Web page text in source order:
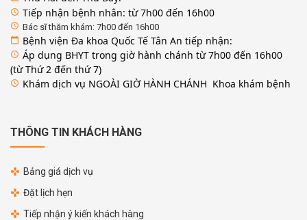
access_time Tiếp nhận bệnh nhân: từ 7h00 đến 16h00
access_time Bác sĩ thăm khám: 7h00 đến 16h00
calendar_today Bệnh viện Đa khoa Quốc Tế Tân An tiếp nhận:
access_time Áp dụng BHYT trong giờ hành chánh từ 7h00 đến 16h00
(từ Thứ 2 đến thứ 7)
access_time Khám dịch vụ NGOÀI GIỜ HÀNH CHÁNH Khoa khám bệnh
THÔNG TIN KHÁCH HÀNG
Bảng giá dịch vụ
Đặt lịch hẹn
Tiếp nhận ý kiến khách hàng